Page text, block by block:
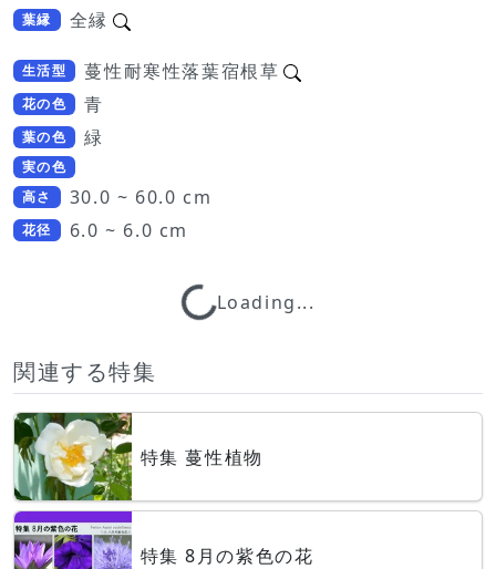
葉縁 全縁
生活型 蔓性耐寒性落葉宿根草
花の色 青
葉の色 緑
実の色
高さ
30.0 ~ 60.0 cm
花径 6.0 ~ 6.0 cm
Loading... Loading...
関連する特集
特集 蔓性植物
特集 8月の紫色の花